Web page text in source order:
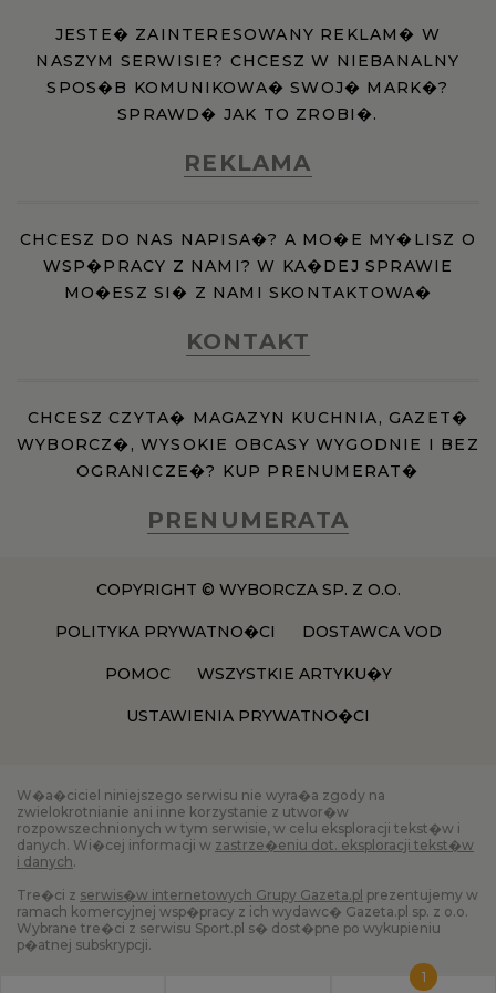
1
JESTE� ZAINTERESOWANY REKLAM� W
NASZYM SERWISIE? CHCESZ W NIEBANALNY
SPOS�B KOMUNIKOWA� SWOJ� MARK�?
SPRAWD� JAK TO ZROBI�.
REKLAMA
CHCESZ DO NAS NAPISA�? A MO�E MY�LISZ O
WSP�PRACY Z NAMI? W KA�DEJ SPRAWIE
MO�ESZ SI� Z NAMI SKONTAKTOWA�
KONTAKT
CHCESZ CZYTA� MAGAZYN KUCHNIA, GAZET�
WYBORCZ�, WYSOKIE OBCASY WYGODNIE I BEZ
OGRANICZE�? KUP PRENUMERAT�
PRENUMERATA
COPYRIGHT © WYBORCZA SP. Z O.O.
POLITYKA PRYWATNO�CI DOSTAWCA VOD
POMOC WSZYSTKIE ARTYKU�Y
USTAWIENIA PRYWATNO�CI
W�a�ciciel niniejszego serwisu nie wyra�a zgody na
zwielokrotnianie ani inne korzystanie z utwor�w
rozpowszechnionych w tym serwisie, w celu eksploracji tekst�w i
danych. Wi�cej informacji w zastrze�eniu dot. eksploracji tekst�w
i danych.
Tre�ci z serwis�w internetowych Grupy Gazeta.pl prezentujemy w
ramach komercyjnej wsp�pracy z ich wydawc� Gazeta.pl sp. z o.o.
Wybrane tre�ci z serwisu Sport.pl s� dost�pne po wykupieniu
p�atnej subskrypcji.